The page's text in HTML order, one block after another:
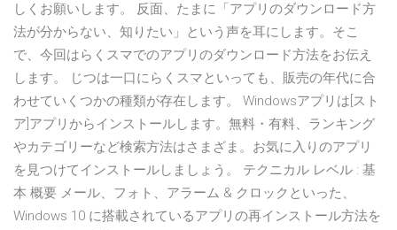
しくお願いします。 反面、たまに「アプリのダウンロード方
法が分からない、知りたい」という声を耳にします。そこ
で、今回はらくスマでのアプリのダウンロード方法をお伝え
します。 じつは一口にらくスマといっても、販売の年代に合
わせていくつかの種類が存在します。 Windowsアプリは[スト
ア]アプリからインストールします。無料・有料、ランキング
やカテゴリーなど検索方法はさまざま。お気に入りのアプリ
を見つけてインストールしましょう。 テクニカル レベル : 基
本 概要 メール、フォト、アラーム & クロックといった、
Windows 10 に搭載されているアプリの再インストール方法を